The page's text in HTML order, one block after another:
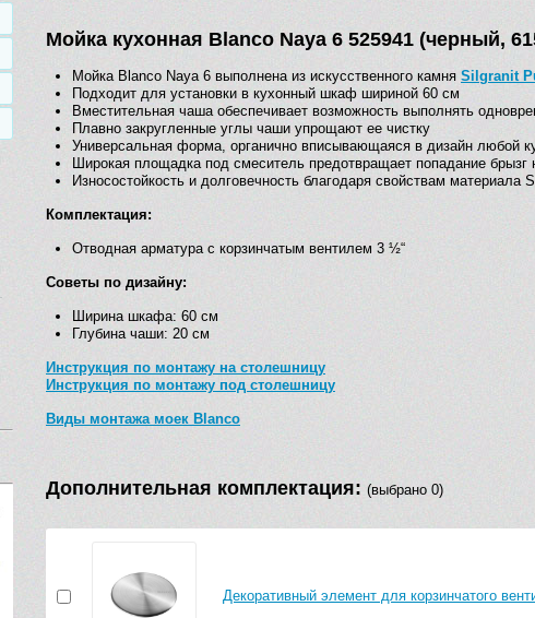
Мойка кухонная Blanco Naya 6 525941 (черный,
Мойка Blanco Naya 6 выполнена из искусственного камня Silgranit
Подходит для установки в кухонный шкаф шириной 60 см
Вместительная чаша обеспечивает возможность выполнять
Плавно закругленные углы чаши упрощают ее чистку
Универсальная форма, органично вписывающаяся в дизайн любой
Широкая площадка под смеситель предотвращает попадание брызг
Износостойкость и долговечность благодаря свойствам материала
Комплектация:
Отводная арматура с корзинчатым вентилем 3 ½“
Советы по дизайну:
Ширина шкафа: 60 см
Глубина чаши: 20 см
Инструкция по монтажу на столешницу
Инструкция по монтажу под столешницу
Виды монтажа моек Blanco
Дополнительная комплектация: (выбрано 0)
Декоративный элемент для корзинчатого